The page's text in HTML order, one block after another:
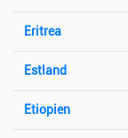
Eritrea
Estland
Etiopien